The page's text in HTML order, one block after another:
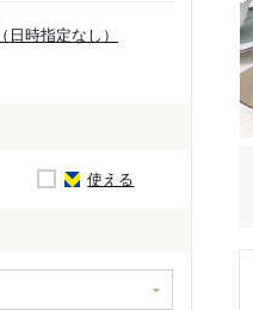
時指定なし）
使える